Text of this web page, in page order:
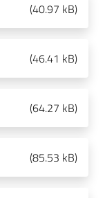
(40.97 kB)
(46.41 kB)
(64.27 kB)
(85.53 kB)